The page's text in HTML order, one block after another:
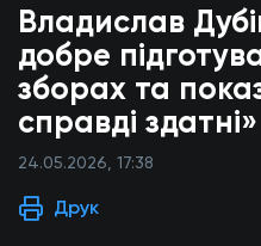
Владислав
добре
зборах та
справді здатні»
24.05.2026, 17:38
Друк